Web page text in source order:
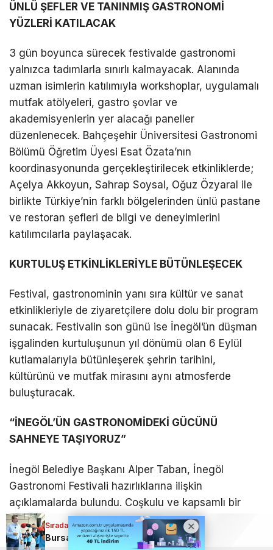
ÜNLÜ ŞEFLER VE TANINMIŞ GASTRONOMİ
YÜZLERİ KATILACAK
3 gün boyunca sürecek festivalde gastronomi
yalnızca tadımlarla sınırlı kalmayacak. Alanında
uzman isimlerin katılımıyla workshoplar, uygulamalı
mutfak atölyeleri, gastro şovlar ve
akademisyenlerin yer alacağı paneller
düzenlenecek. Bahçeşehir Üniversitesi Gastronomi
Bölümü Öğretim Üyesi Esat Özata’nın
koordinasyonunda gerçekleştirilecek etkinliklerde;
Açelya Akkoyun, Sahrap Soysal, Oğuz Özyaral ile
birlikte Türkiye’nin farklı bölgelerinden ünlü pastane
ve restoran şefleri de bilgi ve deneyimlerini
katılımcılarla paylaşacak.
KURTULUŞ ETKİNLİKLERİYLE BÜTÜNLEŞECEK
Festival, gastronominin yanı sıra kültür ve sanat
etkinlikleriyle de ziyaretçilere dolu dolu bir program
sunacak. Festivalin son günü ise İnegöl’ün düşman
işgalinden kurtuluşunun yıl dönümü olan 6 Eylül
kutlamalarıyla bütünleşerek şehrin tarihini,
kültürünü ve mutfak mirasını aynı atmosferde
buluşturacak.
“İNEGÖL’ÜN GASTRONOMİDEKİ GÜCÜNÜ
SAHNEYE TAŞIYORUZ”
İnegöl Belediye Başkanı Alper Taban, İnegöl
Gastronomi Festivali hazırlıklarına ilişkin
açıklamalarda bulundu. Coşkulu ve kapsamlı bir
festival hazırlığının tüm hızıyla sürdüğünü belirten
Başkan Taban, organizasyonun İnegöl’ün
Sıradaki Haber
Bursa Yıldırım’da binlerce çocuk sporla buluştu!